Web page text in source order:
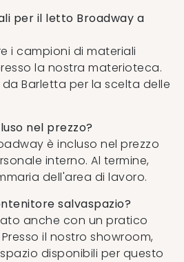
per il letto Broadway a
i campioni di materiali
la nostra materioteca.
Barletta per la scelta delle
nel prezzo?
è incluso nel prezzo
interno. Al termine,
dell'area di lavoro.
salvaspazio?
anche con un pratico
il nostro showroom,
disponibili per questo